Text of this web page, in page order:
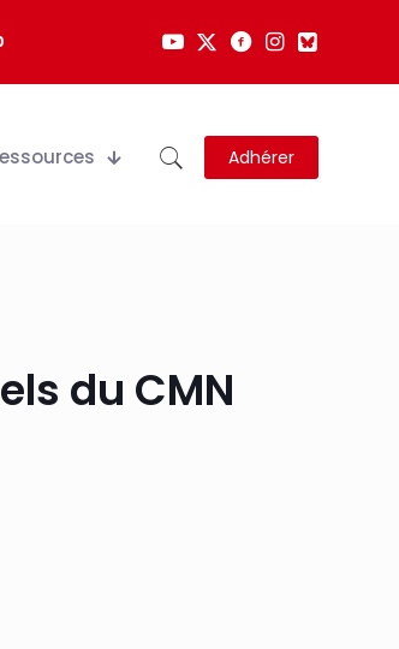
Adhérer
du CMN